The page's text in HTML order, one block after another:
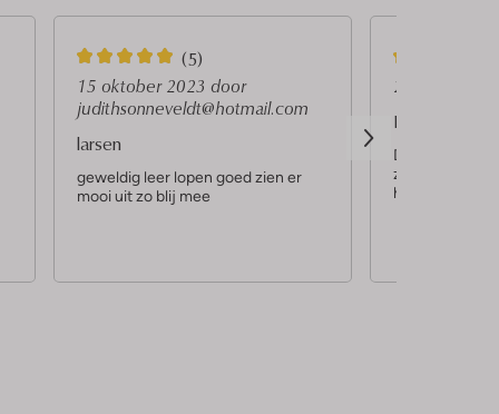
5
S
t
e
r
r
(5)
15 oktober 2023 door
judithsonneveldt@hotmail.com
larsen
geweldig leer lopen goed zien er
mooi uit zo blij mee
5
S
t
e
r
27
Prachtige
De laars is
zien maar het
heerlijk! Valt